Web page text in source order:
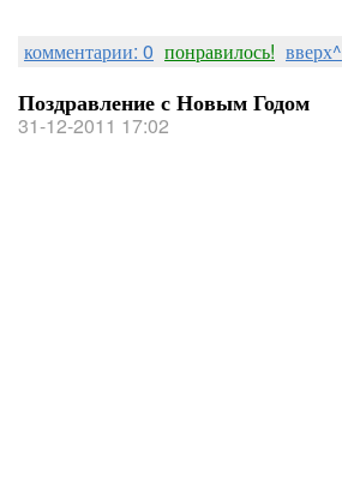
комментарии: 0 понравилось! вверх^
Поздравление с Новым Годом
31-12-2011 17:02